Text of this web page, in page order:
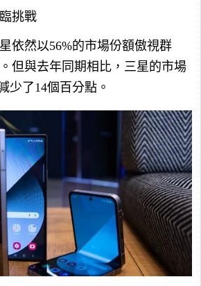
挑戰
依然以56%的市場份額傲視群
但與去年同期相比，三星的市場
少了14個百分點。